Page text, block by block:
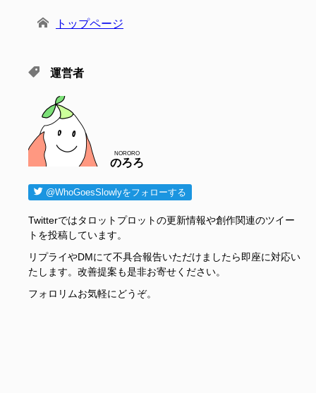
トップページ
運営者
のろろ
NORORO
@WhoGoesSlowlyをフォローする
Twitterではタロットプロットの更新情報や創作関連のツイー
トを投稿しています。
リプライやDMにて不具合報告いただけましたら即座に対応い
たします。改善提案も是非お寄せください。
フォロリムお気軽にどうぞ。